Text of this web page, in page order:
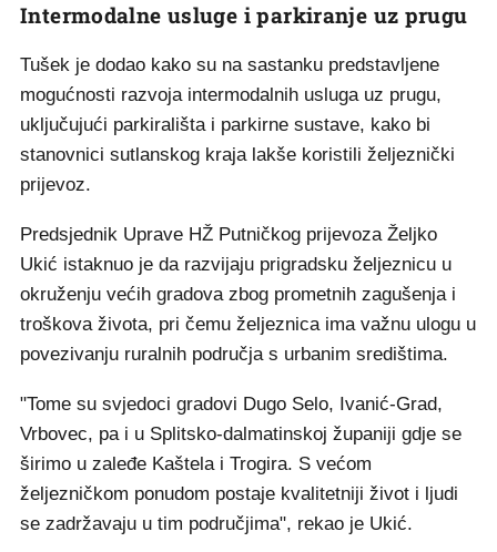
Intermodalne usluge i parkiranje uz prugu
Tušek je dodao kako su na sastanku predstavljene
mogućnosti razvoja intermodalnih usluga uz prugu,
uključujući parkirališta i parkirne sustave, kako bi
stanovnici sutlanskog kraja lakše koristili željeznički
prijevoz.
Predsjednik Uprave HŽ Putničkog prijevoza Željko
Ukić istaknuo je da razvijaju prigradsku željeznicu u
okruženju većih gradova zbog prometnih zagušenja i
troškova života, pri čemu željeznica ima važnu ulogu u
povezivanju ruralnih područja s urbanim središtima.
"Tome su svjedoci gradovi Dugo Selo, Ivanić-Grad,
Vrbovec, pa i u Splitsko-dalmatinskoj županiji gdje se
širimo u zaleđe Kaštela i Trogira. S većom
željezničkom ponudom postaje kvalitetniji život i ljudi
se zadržavaju u tim područjima", rekao je Ukić.